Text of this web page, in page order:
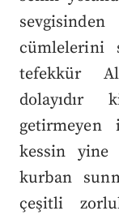
tefekkür
dolayıdır
getirmeyen
kessin yine
kurban
çeşitli